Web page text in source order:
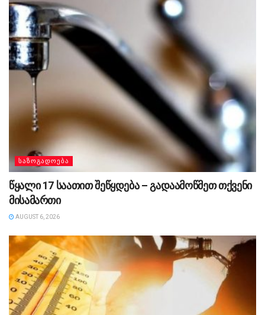
ᲡᲐᲖᲝᲒᲐᲓᲝᲔᲑᲐ
წყალი 17 საათით შეწყდება – გადაამოწმეთ თქვენი
მისამართი
AUGUST 6, 2026